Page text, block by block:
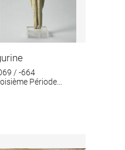
/ -664
Période